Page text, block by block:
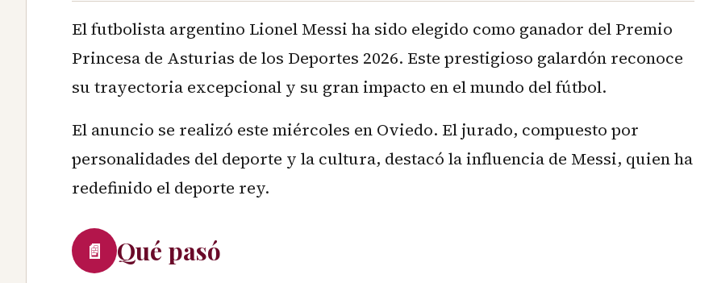
El futbolista argentino Lionel Messi ha sido elegido como ganador del Premio
Princesa de Asturias de los Deportes 2026. Este prestigioso galardón reconoce
su trayectoria excepcional y su gran impacto en el mundo del fútbol.
El anuncio se realizó este miércoles en Oviedo. El jurado, compuesto por
personalidades del deporte y la cultura, destacó la influencia de Messi, quien ha
redefinido el deporte rey.
📄 Qué pasó